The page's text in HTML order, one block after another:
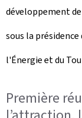
e
l
e
développement
sous la
l'Énergie et du
Première